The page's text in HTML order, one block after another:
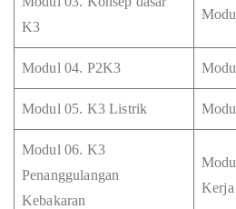
K3
Modul 04. P2K3
Modul 05. K3 Listrik
Modul 06. K3
Penanggulangan
Kebakaran
Kerja